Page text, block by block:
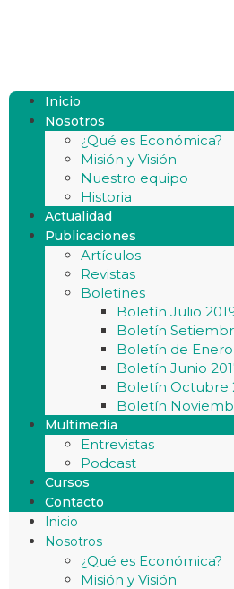
Inicio
Nosotros
¿Qué es Económica?
Misión y Visión
Nuestro equipo
Historia
Actualidad
Publicaciones
Artículos
Revistas
Boletines
Boletín Julio
Boletín
Boletín de Enero
Boletín Junio
Boletín Octubre
Boletín
Multimedia
Entrevistas
Podcast
Cursos
Contacto
Inicio
Nosotros
¿Qué es Económica?
Misión y Visión